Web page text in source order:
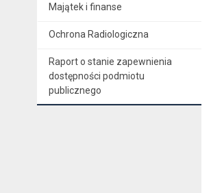
Majątek i finanse
Ochrona Radiologiczna
Raport o stanie zapewnienia
dostępności podmiotu
publicznego